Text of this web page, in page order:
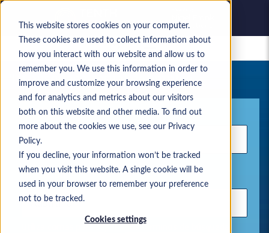
This website stores cookies on your computer.
These cookies are used to collect information about
how you interact with our website and allow us to
remember you. We use this information in order to
improve and customize your browsing experience
and for analytics and metrics about our visitors
both on this website and other media. To find out
more about the cookies we use, see our Privacy
Policy.
If you decline, your information won’t be tracked
when you visit this website. A single cookie will be
used in your browser to remember your preference
not to be tracked.
Cookies settings
Empleos guardados
Tu búsqueda actual de empleo
Palabra clave
Ubicación
Utiliza comas para separar los términos de búsqueda